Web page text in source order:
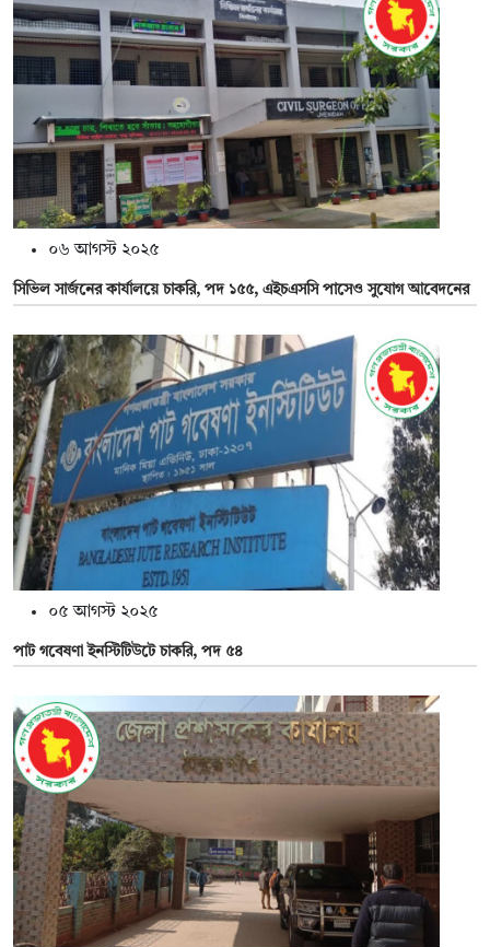
০৬ আগস্ট ২০২৫
সিভিল সার্জনের কার্যালয়ে চাকরি, পদ ১৫৫, এইচএসসি পাসেও সুযোগ আবেদনের
০৫ আগস্ট ২০২৫
পাট গবেষণা ইনস্টিটিউটে চাকরি, পদ ৫৪